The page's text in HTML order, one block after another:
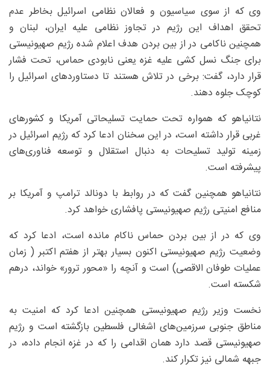
وی که از سوی سیاسیون و فعالان نظامی اسرائیل بخاطر عدم
تحقق اهداف این رژیم در تجاوز نظامی علیه ایران، لبنان و
همچنین ناکامی در از بین بردن هدف اعلام شده رژیم صهیونیستی
برای جنگ نسل کشی علیه غزه یعنی نابودی حماس، تحت فشار
قرار دارد، گفت: برخی در تلاش هستند تا دستاوردهای اسرائیل را
کوچک جلوه دهند.
نتانیاهو که همواره تحت حمایت تسلیحاتی آمریکا و کشورهای
غربی قرار داشته است، در این سخنان ادعا کرد که رژیم اسرائیل در
زمینه تولید تسلیحات به دنبال استقلال و توسعه فناوری‌های
پیشرفته است.
نتانیاهو همچنین گفت که در روابط با دونالد ترامپ و آمریکا بر
منافع امنیتی رژیم صهیونیستی پافشاری خواهد کرد.
وی که در از بین بردن حماس ناکام مانده است، ادعا کرد که
وضعیت رژیم صهیونیستی اکنون بسیار بهتر از هفتم اکتبر ( زمان
عملیات طوفان الاقصی) است و آنچه را «محور ترور» خواند، درهم
شکسته است.
نخست وزیر رژیم صهیونیستی همچنین ادعا کرد که امنیت به
مناطق جنوبی سرزمین‌های اشغالی فلسطین بازگشته است و رژیم
صهیونیستی قصد دارد همان اقدامی را که در غزه انجام داده، در
جبهه شمالی نیز تکرار کند.